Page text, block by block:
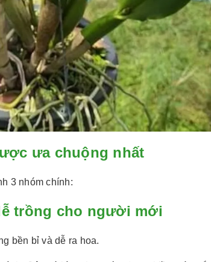
ưa chuộng nhất
3 nhóm chính:
trồng cho người mới
bền bỉ và dễ ra hoa.